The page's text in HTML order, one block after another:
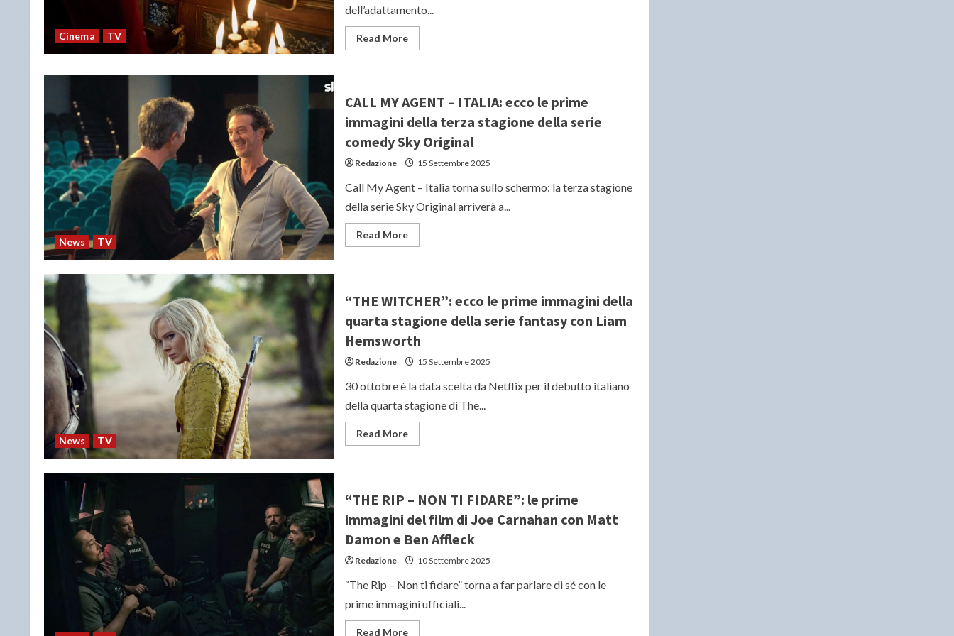
con
Bader
e
Tom
Cinema TV
dell’adattamento...
Read MoreRead
more
di
Guillermo
del
Toro
per
Netflix
riscopre
le
dell’opera
Mary
Shelley
News TV
CALL MY AGENT – ITALIA: ecco le prime
immagini della terza stagione della serie
comedy Sky Original
Redazione 15 Settembre 2025
Call My Agent – Italia torna sullo schermo: la terza stagione
della serie Sky Original arriverà a...
Read MoreRead
more
ITALIA:
ecco
le
prime
immagini
terza
della
serie
comedy
Sky
Original
News
TV
“THE WITCHER”: ecco le prime immagini della
quarta stagione della serie fantasy con Liam
Hemsworth
Redazione 15 Settembre 2025
30 ottobre è la data scelta da Netflix per il debutto italiano
della quarta stagione di The...
Read MoreRead
more
prime
immagini
della
stagione
serie
con
Liam
Hemsworth
“THE RIP – NON TI FIDARE”: le prime
immagini del film di Joe Carnahan con Matt
Damon e Ben Affleck
Redazione 10 Settembre 2025
“The Rip – Non ti fidare” torna a far parlare di sé con le
prime immagini ufficiali...
Read MoreRead